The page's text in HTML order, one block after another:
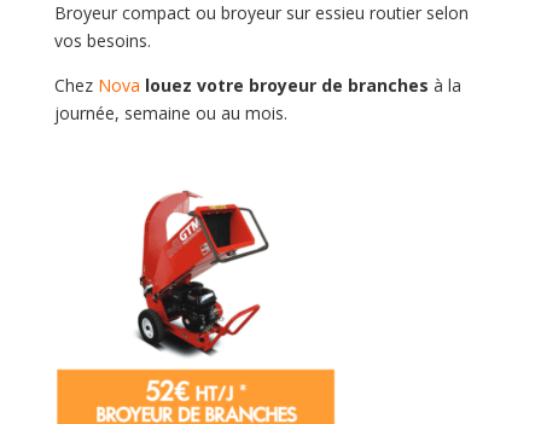
Broyeur compact ou broyeur sur essieu routier selon
vos besoins.
Chez Nova louez votre broyeur de branches à la
journée, semaine ou au mois.